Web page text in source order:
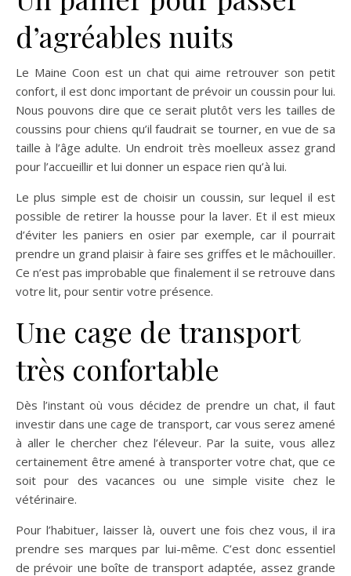
d’agréables nuits
Le Maine Coon est un chat qui aime retrouver son petit
confort, il est donc important de prévoir un coussin pour lui.
Nous pouvons dire que ce serait plutôt vers les tailles de
coussins pour chiens qu’il faudrait se tourner, en vue de sa
taille à l’âge adulte. Un endroit très moelleux assez grand
pour l’accueillir et lui donner un espace rien qu’à lui.
Le plus simple est de choisir un coussin, sur lequel il est
possible de retirer la housse pour la laver. Et il est mieux
d’éviter les paniers en osier par exemple, car il pourrait
prendre un grand plaisir à faire ses griffes et le mâchouiller.
Ce n’est pas improbable que finalement il se retrouve dans
votre lit, pour sentir votre présence.
Une cage de transport
très confortable
Dès l’instant où vous décidez de prendre un chat, il faut
investir dans une cage de transport, car vous serez amené
à aller le chercher chez l’éleveur. Par la suite, vous allez
certainement être amené à transporter votre chat, que ce
soit pour des vacances ou une simple visite chez le
vétérinaire.
Pour l’habituer, laisser là, ouvert une fois chez vous, il ira
prendre ses marques par lui-même. C’est donc essentiel
de prévoir une boîte de transport adaptée, assez grande